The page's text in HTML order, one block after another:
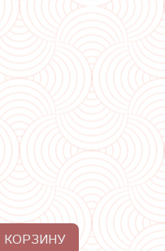
КОРЗИНУ